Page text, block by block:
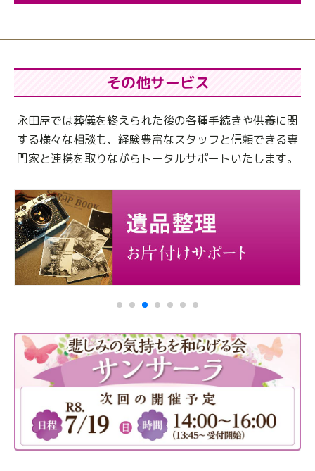
その他サービス
永田屋では葬儀を終えられた後の各種手続きや供養に関
する様々な相談も、 経験豊富なスタッフと信頼できる専
門家と連携を取りながらトータルサポートいたします。